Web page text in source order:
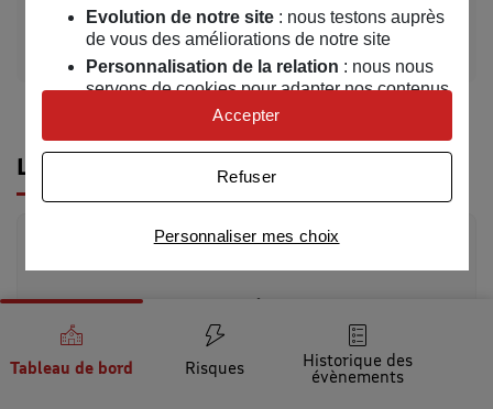
Tableau de bord Risques
Historique des
évènements
arrêtés CatNatdepuis 1982 Informations
Les principaux risques dans la commune
Inondation
La commune est concernée par un risque
d'inondation : un risque faible sur 73.7%, un
risque moyen sur 16.05%, un risque très fort sur
3.97%, un risque fort sur 3.36%, un risque
Evolution de notre site: nous testons auprès
de vous des améliorations de notre site
Personnalisation de la relation : nous nous
servons de cookies pour adapter nos contenus
et personnaliser nos offres
Univers publicitaire: nous utilisons avec nos
publicités personnalisées
Personnaliser mes choix
Refuser
Accepter